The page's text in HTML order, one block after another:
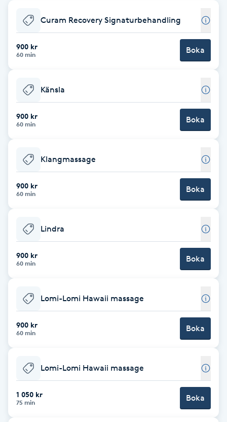
Babylights
Balayage
Barber
BIAB
Blowout
Brynfärgning
Brynplockning
Bröllopsuppsättning
C
Celluliter
Coachning
Curam Recovery Signaturbehandling
900 kr
60 min Boka
Känsla
900 kr
60 min Boka
Klangmassage
900 kr
60 min Boka
Lindra
900 kr
60 min Boka
Lomi-Lomi Hawaii massage
900 kr
60 min Boka
Lomi-Lomi Hawaii massage
1 050 kr
75 min Boka